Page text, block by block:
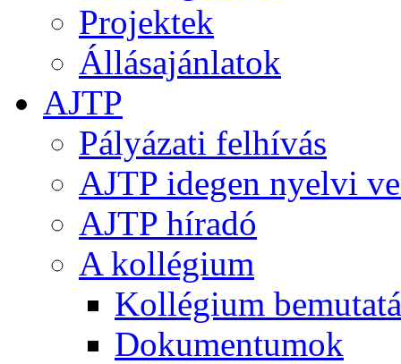
Projektek
Állásajánlatok
AJTP
Pályázati felhívás
AJTP idegen nyelvi
AJTP híradó
A kollégium
Kollégium
Dokumentumok